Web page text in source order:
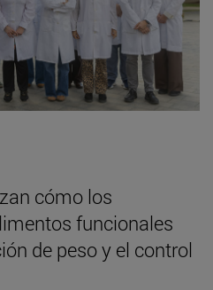
cómo los
funcionales
de peso y el control